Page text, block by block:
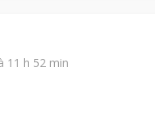
11 h 52 min